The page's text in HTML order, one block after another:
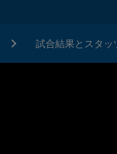
試合結果とスタッ